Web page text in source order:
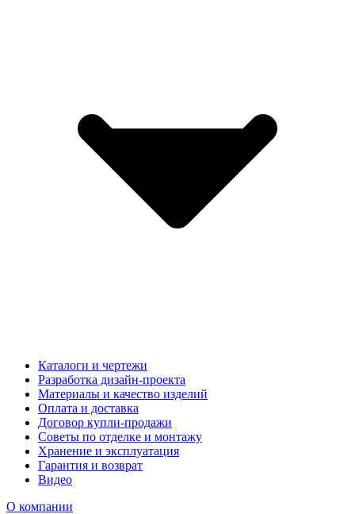
Каталоги и чертежи
Разработка дизайн-проекта
Материалы и качество изделий
Оплата и доставка
Договор купли-продажи
Советы по отделке и монтажу
Хранение и эксплуатация
Гарантия и возврат
Видео
О компании